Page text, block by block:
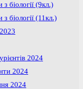
біології (9кл.)
біології (11кл.)
2024
2024
2024